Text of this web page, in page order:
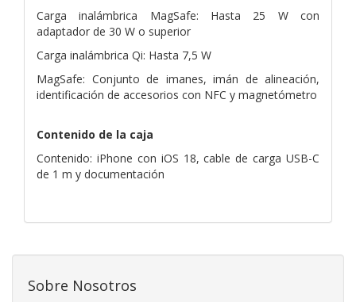
Carga inalámbrica MagSafe: Hasta 25 W con
adaptador de 30 W o superior
Carga inalámbrica Qi: Hasta 7,5 W
MagSafe: Conjunto de imanes, imán de alineación,
identificación de accesorios con NFC y magnetómetro
Contenido de la caja
Contenido: iPhone con iOS 18, cable de carga USB-C
de 1 m y documentación
Sobre Nosotros